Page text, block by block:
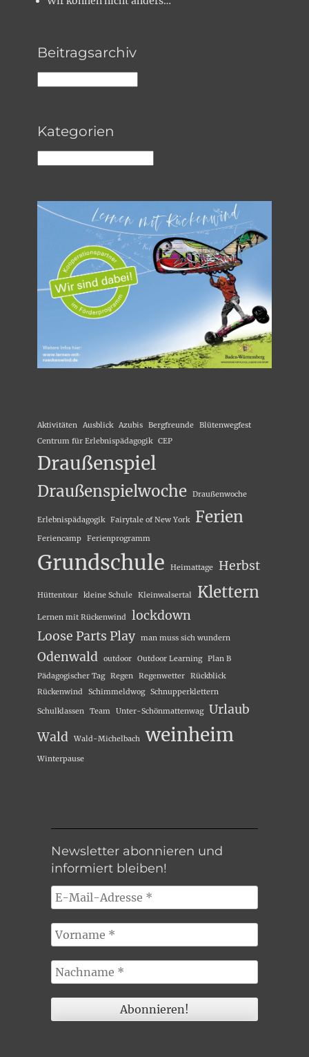
Beitragsarchiv
Kategorien
Aktivitäten Ausblick Azubis Bergfreunde
Blütenwegfest
Centrum für Erlebnispädagogik
CEP
Draußenspiel
Draußenspielwoche Draußenwoche
Erlebnispädagogik Fairytale of New York Ferien
Feriencamp Ferienprogramm
Grundschule Heimattage Herbst
Hüttentour kleine Schule Kleinwalsertal Klettern
Lernen mit Rückenwind
lockdown
Loose Parts Play
man muss sich wundern
Odenwald outdoor Outdoor Learning
Plan B
Pädagogischer Tag
Regen Regenwetter
Rückblick
Rückenwind
Schimmeldwog Schnupperklettern
Schulklassen Team Unter-Schönmattenwag
Urlaub
Wald
Wald-Michelbach weinheim
Winterpause
Newsletter abonnieren und
informiert bleiben!